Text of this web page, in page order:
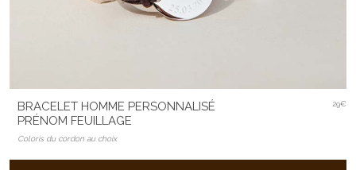
BRACELET HOMME PERSONNALISÉ
PRÉNOM FEUILLAGE
Coloris du cordon au choix
29€